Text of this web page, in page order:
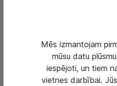
Mēs izmantojam
mūsu datu
iespējoti, un tiem
vietnes darbībai.